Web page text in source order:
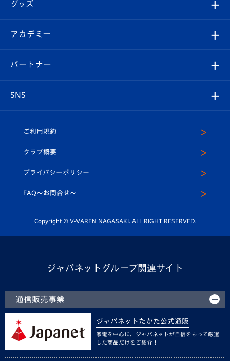
チケット
イベント
メディア
ホームタウン
スタッフプロフィール
マスコット紹介
平和祈念活動
ホームタウン活動
Revive Team
ヴィヴィくんの長崎おもてなしガイド
フォトギャラリー
スタジアムグルメ
V-LOVERS（ファンクラブ）
プレイヤーズスイート
グッズ
オンラインショップ
店舗情報
アカデミー
育成からのお知らせ
U-18
スクール
パートナー
SNS
ヴィヴィくんインスタグラム
公式LINE＠
ご利用規約
クラブ概要
プライバシーポリシー
FAQ〜お問合せ〜
Copyright © V-VAREN NAGASAKI. ALL RIGHT RESERVED.
ジャパネットグループ関連サイト
通信販売事業
ジャパネットたかた公式通販
家電を中心に、ジャパネットが自信をもって厳選
した商品だけをご紹介！